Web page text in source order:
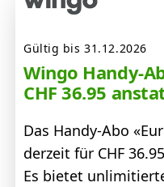
Gültig bis 31.12.2026
Wingo Handy-
CHF 36.95
Das Handy-Abo
derzeit für CHF
Es bietet